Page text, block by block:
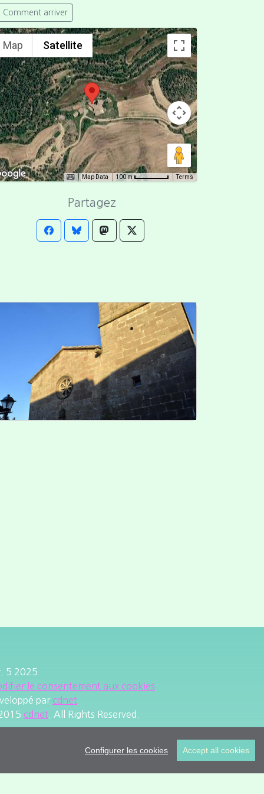
Configurer les cookies Accept all cookies
Comment arriver
Map Satellite
Map Data 100 m Terms
Partagez
5 2025
le consentement aux cookies
par cdnet
cdnet . All Rights Reserved.